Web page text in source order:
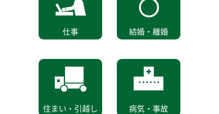
仕事 結婚・離婚
住まい・引越し 病気・事故